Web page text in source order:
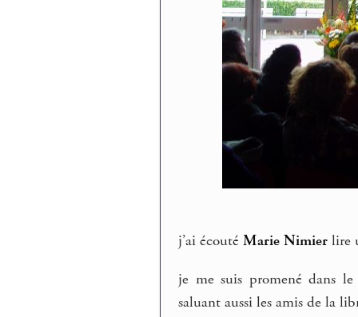
j’ai écoutéMarie Nimier lire
je me suis promené dans
saluant aussi les amis de la